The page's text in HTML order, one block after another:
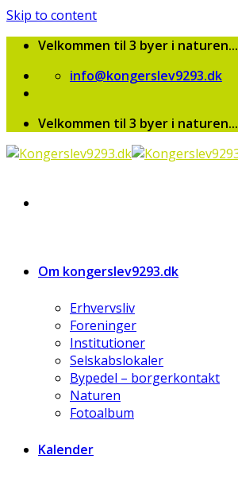
Skip to content
Velkommen til 3 byer i naturen...
info@kongerslev9293.dk
Velkommen til 3 byer i naturen...
Om kongerslev9293.dk
Erhvervsliv
Foreninger
Institutioner
Selskabslokaler
Bypedel – borgerkontakt
Naturen
Fotoalbum
Kalender